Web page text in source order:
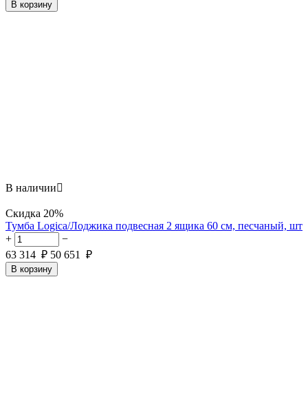
В корзину
В наличии
Скидка 20%
Тумба Logica/Лоджика подвесная 2 ящика 60 см, песчаный, шт
+
−
63 314 ₽ 50 651 ₽
В корзину